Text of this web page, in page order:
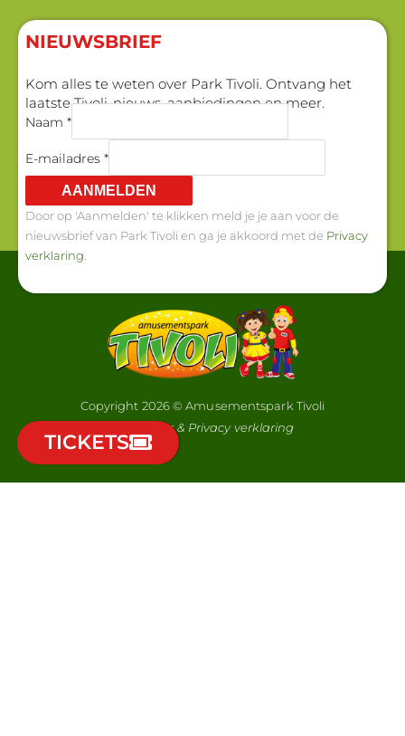
NIEUWSBRIEF
Kom alles te weten over Park Tivoli. Ontvang het
laatste Tivoli-nieuws, aanbiedingen en meer.
Naam *
E-mailadres *
AANMELDEN
Door op 'Aanmelden' te klikken meld je je aan voor de
nieuwsbrief van Park Tivoli en ga je akkoord met de Privacy
verklaring
Copyright 2026 © Amusementspark Tivoli
Disclaimer & Privacy verklaring
TICKETS